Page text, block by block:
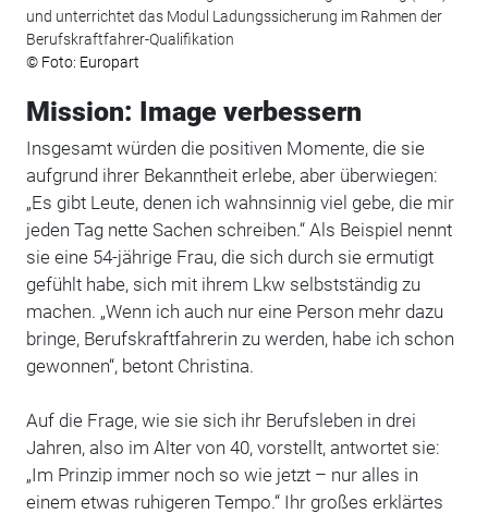
und unterrichtet das Modul Ladungssicherung im Rahmen der
Berufskraftfahrer-Qualifikation
© Foto: Europart
Mission: Image verbessern
Insgesamt würden die positiven Momente, die sie
aufgrund ihrer Bekanntheit erlebe, aber überwiegen:
„Es gibt Leute, denen ich wahnsinnig viel gebe, die mir
jeden Tag nette Sachen schreiben.“ Als Beispiel nennt
sie eine 54-jährige Frau, die sich durch sie ermutigt
gefühlt habe, sich mit ihrem Lkw selbstständig zu
machen. „Wenn ich auch nur eine Person mehr dazu
bringe, Berufskraftfahrerin zu werden, habe ich schon
gewonnen“, betont Christina.
Auf die Frage, wie sie sich ihr Berufsleben in drei
Jahren, also im Alter von 40, vorstellt, antwortet sie:
„Im Prinzip immer noch so wie jetzt – nur alles in
einem etwas ruhigeren Tempo.“ Ihr großes erklärtes